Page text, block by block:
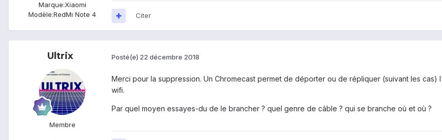
Marque:Xiaomi
Modèle:RedMi Note 4 Citer
Ultrix
Membre
Posté(e) 22 décembre 2018
Merci pour la suppression. Un Chromecast permet de déporter ou de répliquer (suivant les
wifi.
Par quel moyen essayes-du de le brancher ? quel genre de câble ? qui se branche où et où ?